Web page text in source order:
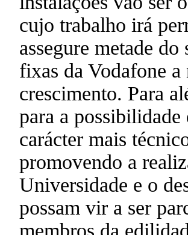
cujo trabalho irá
assegure metade
fixas da Vodafone
crescimento. Para
para a
carácter mais
promovendo a
Universidade e o
possam vir a ser
membros da